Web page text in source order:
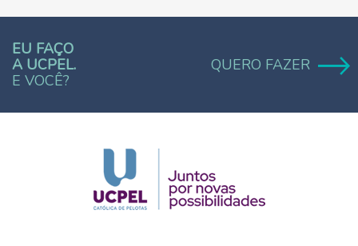
EU FAÇO
A UCPEL.
E VOCÊ?
QUERO FAZER